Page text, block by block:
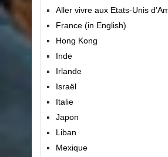
Aller vivre aux Etats-Unis
France (in English)
Hong Kong
Inde
Irlande
Israël
Italie
Japon
Liban
Mexique